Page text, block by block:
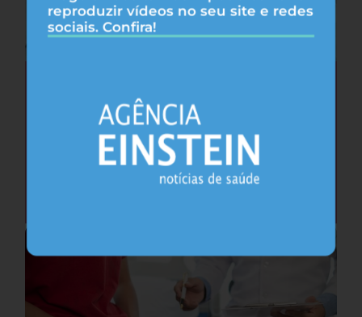
reproduzir vídeos no seu site e redes
sociais. Confira!
Saúde do coração após os 45 anos pode
antecipar risco de demência